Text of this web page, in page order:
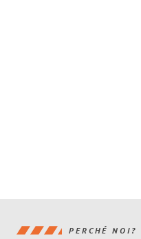
PERCHÉ NOI?